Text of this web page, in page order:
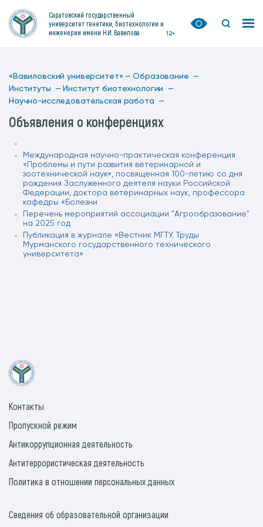
Саратовский государственный
университет генетики, биотехнологии и
инженерии имени Н.И. Вавилова
12+
«Вавиловский университет» — Образование —
Институты — Институт биотехнологии —
Научно-исследовательская работа —
Объявления о конференциях
Международная научно-практическая конференция
«Проблемы и пути развития ветеринарной и
зоотехнической наук», посвященная 100-летию со дня
рождения Заслуженного деятеля науки Российской
Федерации, доктора ветеринарных наук, профессора
кафедры «Болезни
Перечень мероприятий ассоциации "Агрообразование"
на 2025 год
Публикация в журнале «Вестник МГТУ. Труды
Мурманского государственного технического
университета»
Контакты
Пропускной режим
Антикоррупционная деятельность
Антитеррористическая деятельность
Политика в отношении персональных данных
Сведения об образовательной организации